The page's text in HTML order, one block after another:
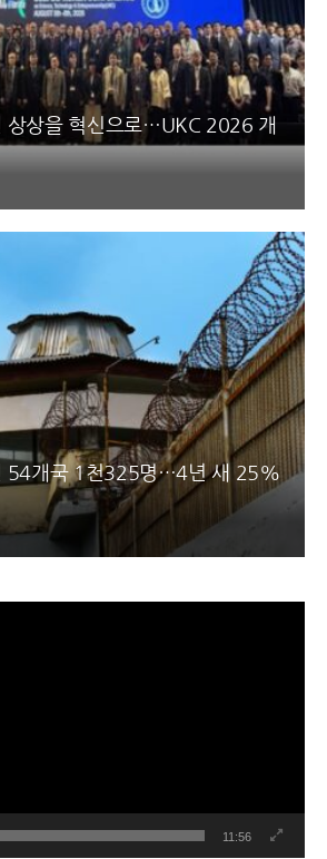
상상을 혁신으로…UKC 2026 개
54개국 1천325명…4년 새 25%
11:56